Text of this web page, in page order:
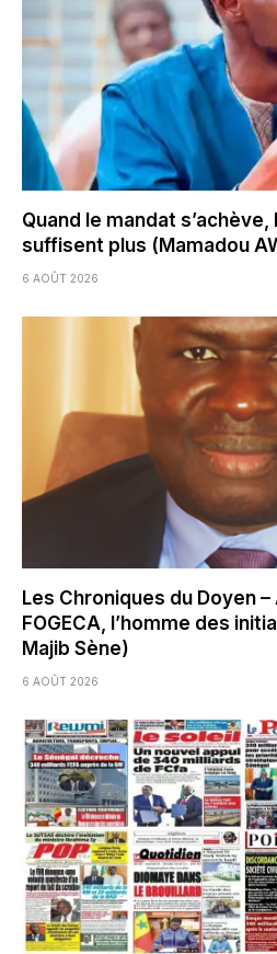
Quand le mandat
suffisent plus (Mamadou
6 AOÛT 2026
Les Chroniques du Doyen
FOGECA, l’homme des
Majib Sène)
6 AOÛT 2026